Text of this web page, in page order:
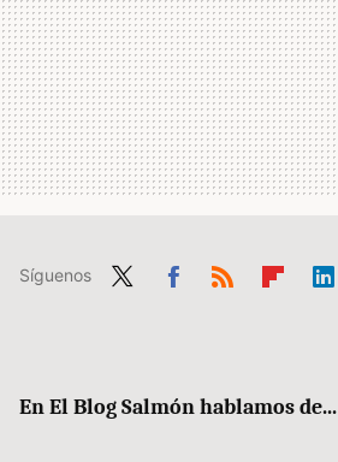
Síguenos
En El Blog Salmón hablamos de...